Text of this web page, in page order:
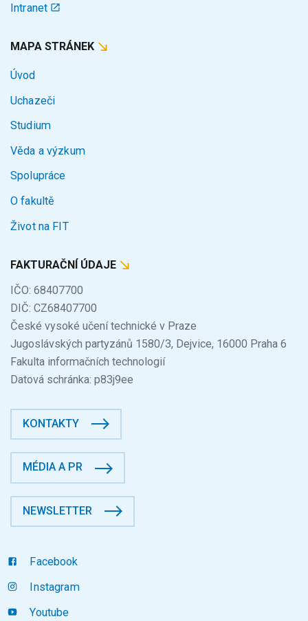
Intranet
MAPA STRÁNEK
Úvod
Uchazeči
Studium
Věda a výzkum
Spolupráce
O fakultě
Život na FIT
FAKTURAČNÍ ÚDAJE
IČO: 68407700
DIČ: CZ68407700
České vysoké učení technické v Praze
Jugoslávských partyzánů 1580/3, Dejvice, 16000 Praha 6
Fakulta informačních technologií
Datová schránka: p83j9ee
KONTAKTY
MÉDIA A PR
NEWSLETTER
Facebook
Instagram
Youtube